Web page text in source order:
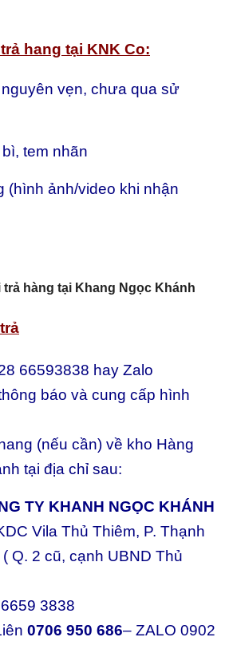
hang tại KNK Co:
vẹn, chưa qua sử
tem nhãn
(hình ảnh/video khi nhận
hàng tại Khang Ngọc Khánh
66593838 hay Zalo
báo và cung cấp hình
(nếu cần) về kho Hàng
tại địa chỉ sau:
TY KHANH NGỌC KHÁNH
Vila Thủ Thiêm, P. Thạnh
Q. 2 cũ, cạnh UBND Thủ
3838
0706 950 686– ZALO 0902